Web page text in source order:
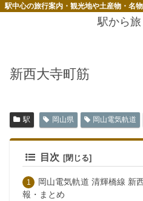
駅中心の旅行案内・観光地や土産物・名
駅から旅
新西大寺町筋
駅 岡山県 岡山電気軌道
目次
岡山電気軌道 清輝橋線 新
報・まとめ